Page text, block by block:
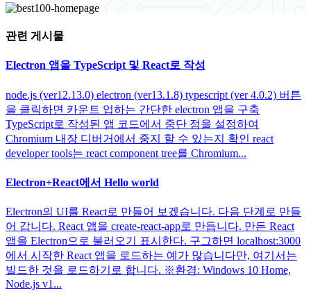
관련 게시물
Electron 앱을 TypeScript 및 React로 작성
node.js (ver12.13.0) electron (ver13.1.8) typescript (ver 4.0.2) 버튼
을 클릭하면 카운트 업하는 간단한 electron 앱을 구축
TypeScript로 작성된 앱 코드에서 중단 점을 설정하여
Chromium 내장 디버거에서 중지 할 수 있는지 확인 react
developer tools는 react component tree를 Chromium...
Electron+React에서 Hello world
Electron의 UI를 React로 만들어 보겠습니다. 다음 단계로 만들
어 갑니다. React 앱을 create-react-app로 만듭니다. 만든 React
앱을 Electron으로 불러오기 표시한다. 구그하면 localhost:3000
에서 시작한 React 앱을 로드하는 예가 많습니다만, 여기서는
빌드한 것을 로드하기로 합니다. ※환경: Windows 10 Home,
Node.js v1...